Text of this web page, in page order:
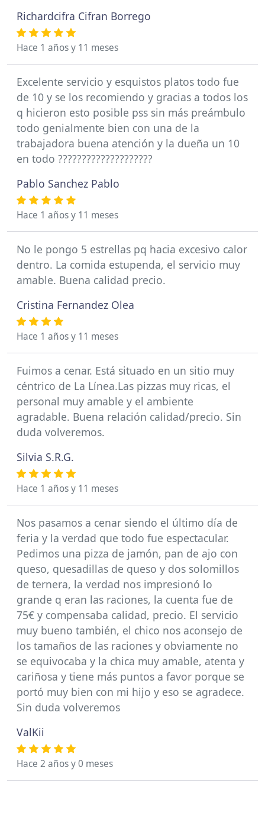
Richardcifra Cifran Borrego
Hace 1 años y 11 meses
Excelente servicio y esquistos platos todo fue
de 10 y se los recomiendo y gracias a todos los
q hicieron esto posible pss sin más preámbulo
todo genialmente bien con una de la
trabajadora buena atención y la dueña un 10
en todo ????????????????????
Pablo Sanchez Pablo
Hace 1 años y 11 meses
No le pongo 5 estrellas pq hacia excesivo calor
dentro. La comida estupenda, el servicio muy
amable. Buena calidad precio.
Cristina Fernandez Olea
Hace 1 años y 11 meses
Fuimos a cenar. Está situado en un sitio muy
céntrico de La Línea.Las pizzas muy ricas, el
personal muy amable y el ambiente
agradable. Buena relación calidad/precio. Sin
duda volveremos.
Silvia S.R.G.
Hace 1 años y 11 meses
Nos pasamos a cenar siendo el último día de
feria y la verdad que todo fue espectacular.
Pedimos una pizza de jamón, pan de ajo con
queso, quesadillas de queso y dos solomillos
de ternera, la verdad nos impresionó lo
grande q eran las raciones, la cuenta fue de
75€ y compensaba calidad, precio. El servicio
muy bueno también, el chico nos aconsejo de
los tamaños de las raciones y obviamente no
se equivocaba y la chica muy amable, atenta y
cariñosa y tiene más puntos a favor porque se
portó muy bien con mi hijo y eso se agradece.
Sin duda volveremos
ValKii
Hace 2 años y 0 meses